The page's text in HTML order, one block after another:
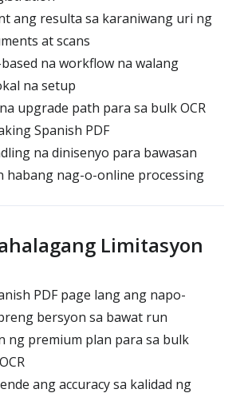
ang resulta sa karaniwang uri ng
at scans
na workflow na walang
na setup
upgrade path para sa bulk OCR
Spanish PDF
na dinisenyo para bawasan
habang nag-o-online processing
Limitasyon
PDF page lang ang napo-
bersyon sa bawat run
ng premium plan para sa bulk
ang accuracy sa kalidad ng